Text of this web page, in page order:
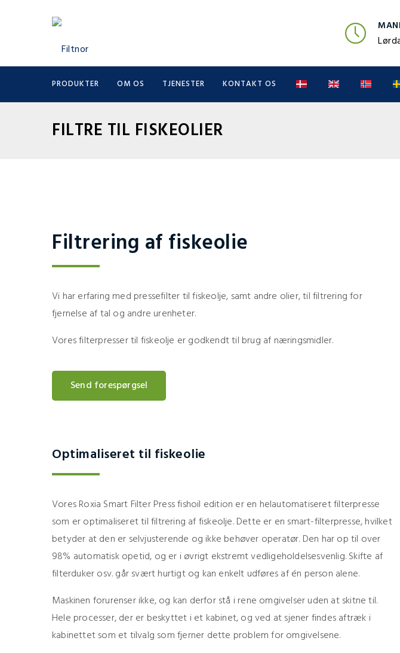
PRODUKTER OM OS TJENESTER KONTAKT OS
FILTRE TIL FISKEOLIER
Filtrering af fiskeolie
Vi har erfaring med pressefilter til fiskeolje, samt andre olier, til filtrering for
fjernelse af tal og andre urenheter.
Vores filterpresser til fiskeolje er godkendt til brug af næringsmidler.
Send forespørgsel
Optimaliseret til fiskeolie
Vores Roxia Smart Filter Press fishoil edition er en helautomatiseret filterpresse
som er optimaliseret til filtrering af fiskeolje. Dette er en smart-filterpresse, hvilket
betyder at den er selvjusterende og ikke behøver operatør. Den har op til over
98% automatisk opetid, og er i øvrigt ekstremt vedligeholdelsesvenlig. Skifte af
filterduker osv. går svært hurtigt og kan enkelt udføres af én person alene.
Maskinen forurenser ikke, og kan derfor stå i rene omgivelser uden at skitne til.
Hele processer, der er beskyttet i et kabinet, og ved at sjener findes aftræk i
kabinettet som et tilvalg som fjerner dette problem for omgivelsene.